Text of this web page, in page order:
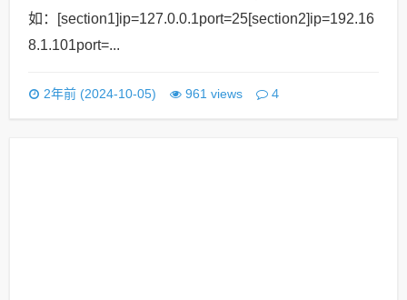
如：[section1]ip=127.0.0.1port=25[section2]ip=192.16
8.1.101port=...
2年前 (2024-10-05) 961 views 4